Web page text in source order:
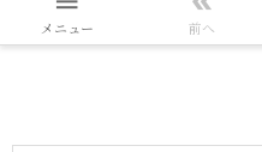
メニュー 前へ